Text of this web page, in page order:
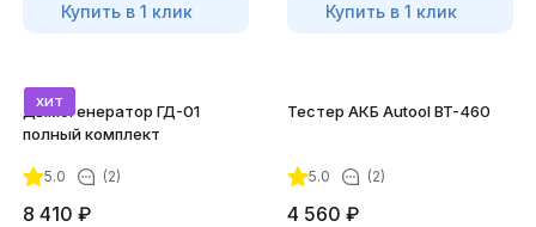
Купить в 1 клик Купить в 1 клик
хит
Дымогенератор ГД-01
полный комплект
5.0 (2)
8 410 ₽
Тестер АКБ Autool BT-460
5.0 (2)
4 560 ₽